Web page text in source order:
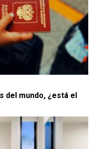
del mundo, ¿está el